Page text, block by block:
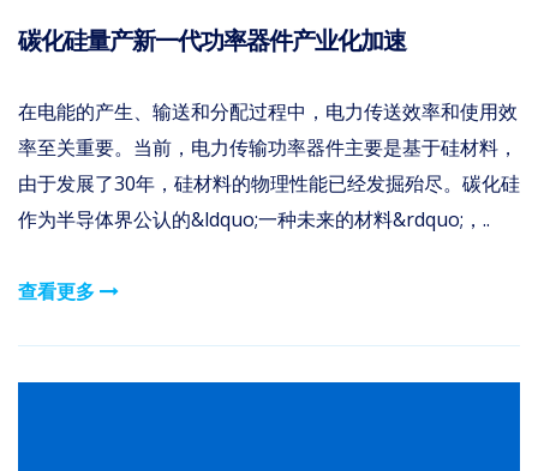
碳化硅量产新一代功率器件产业化加速
在电能的产生、输送和分配过程中，电力传送效率和使用效
率至关重要。当前，电力传输功率器件主要是基于硅材料，
由于发展了30年，硅材料的物理性能已经发掘殆尽。碳化硅
作为半导体界公认的&ldquo;一种未来的材料&rdquo;，..
查看更多